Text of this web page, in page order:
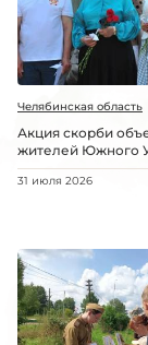
Челябинская область
Акция скорби
жителей Южного
31 июля 2026